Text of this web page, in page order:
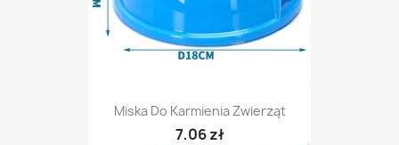
Miska Do Karmienia Zwierząt
7,06 zł